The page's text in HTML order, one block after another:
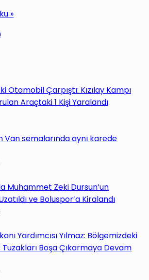
»
Otomobil Çarpıştı: Kızılay Kampı
Araçtaki 1 Kişi Yaralandı
Van semalarında aynı karede
Muhammet Zeki Dursun’un
ve Boluspor’a Kiralandı
Yardımcısı Yılmaz: Bölgemizdeki
Boşa Çıkarmaya Devam